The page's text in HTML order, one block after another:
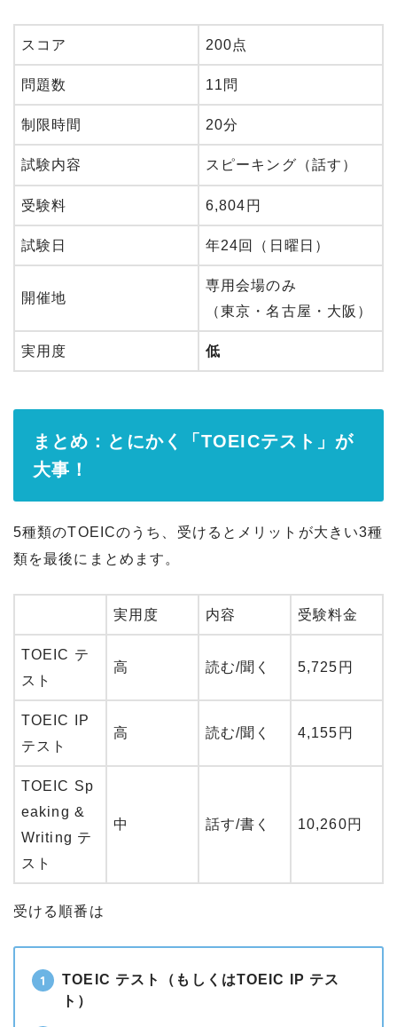
スコア 200点
問題数 11問
制限時間 20分
試験内容 スピーキング（話す）
受験料 6,804円
試験日 年24回（日曜日）
開催地
専用会場のみ
（東京・名古屋・大阪）
実用度 低
まとめ：とにかく「TOEICテスト」が
大事！
5種類のTOEICのうち、受けるとメリットが大きい3種
類を最後にまとめます。
実用度 内容 受験料金
TOEIC テ
スト
高 読む/聞く 5,725円
TOEIC IP
テスト
高 読む/聞く 4,155円
TOEIC Sp
eaking &
Writing テ
スト
中 話す/書く 10,260円
受ける順番は
TOEIC テスト（もしくはTOEIC IP テス
ト）